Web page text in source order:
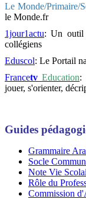
Le Monde/Primaire/
le Monde.fr
1jour1actu: Un outil
collégiens
Eduscol: Le Portail
Francetv Education:
jouer, s'orienter,
Guides
Grammaire
Socle
Note Vie
Rôle du
Commission